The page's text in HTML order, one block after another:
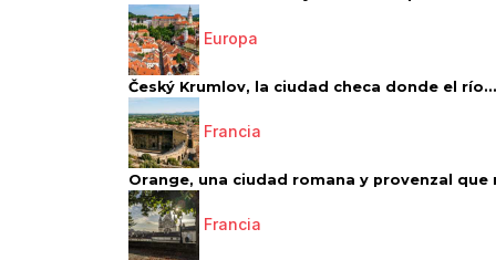
Europa
Český Krumlov, la ciudad checa donde el río...
Francia
Orange, una ciudad romana y provenzal que
Francia